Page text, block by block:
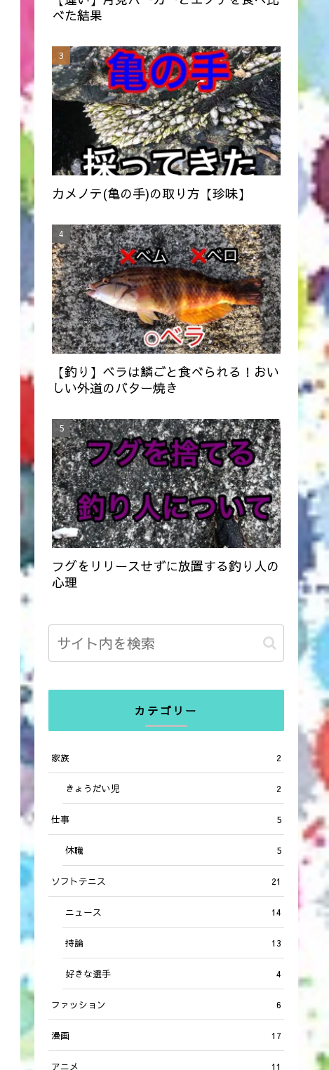
べた結果
カメノテ(亀の手)の取り方【珍味】
【釣り】ベラは鱗ごと食べられる！おい
しい外道のバター焼き
フグをリリースせずに放置する釣り人の
心理
カテゴリー
家族 2
きょうだい児 2
仕事 5
休職 5
ソフトテニス 21
ニュース 14
持論 13
好きな選手 4
ファッション 6
漫画 17
アニメ 11